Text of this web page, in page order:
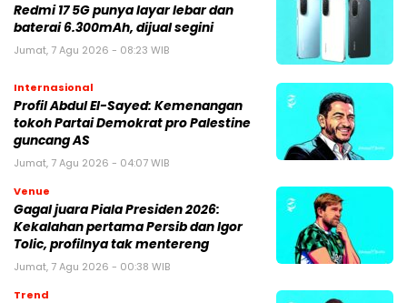
Redmi 17 5G punya layar lebar dan
baterai 6.300mAh, dijual segini
Jumat, 7 Agu 2026 - 08:23 WIB
Internasional
Profil Abdul El-Sayed: Kemenangan
tokoh Partai Demokrat pro Palestine
guncang AS
Jumat, 7 Agu 2026 - 04:07 WIB
Venue
Gagal juara Piala Presiden 2026:
Kekalahan pertama Persib dan Igor
Tolic, profilnya tak mentereng
Jumat, 7 Agu 2026 - 00:38 WIB
Trend